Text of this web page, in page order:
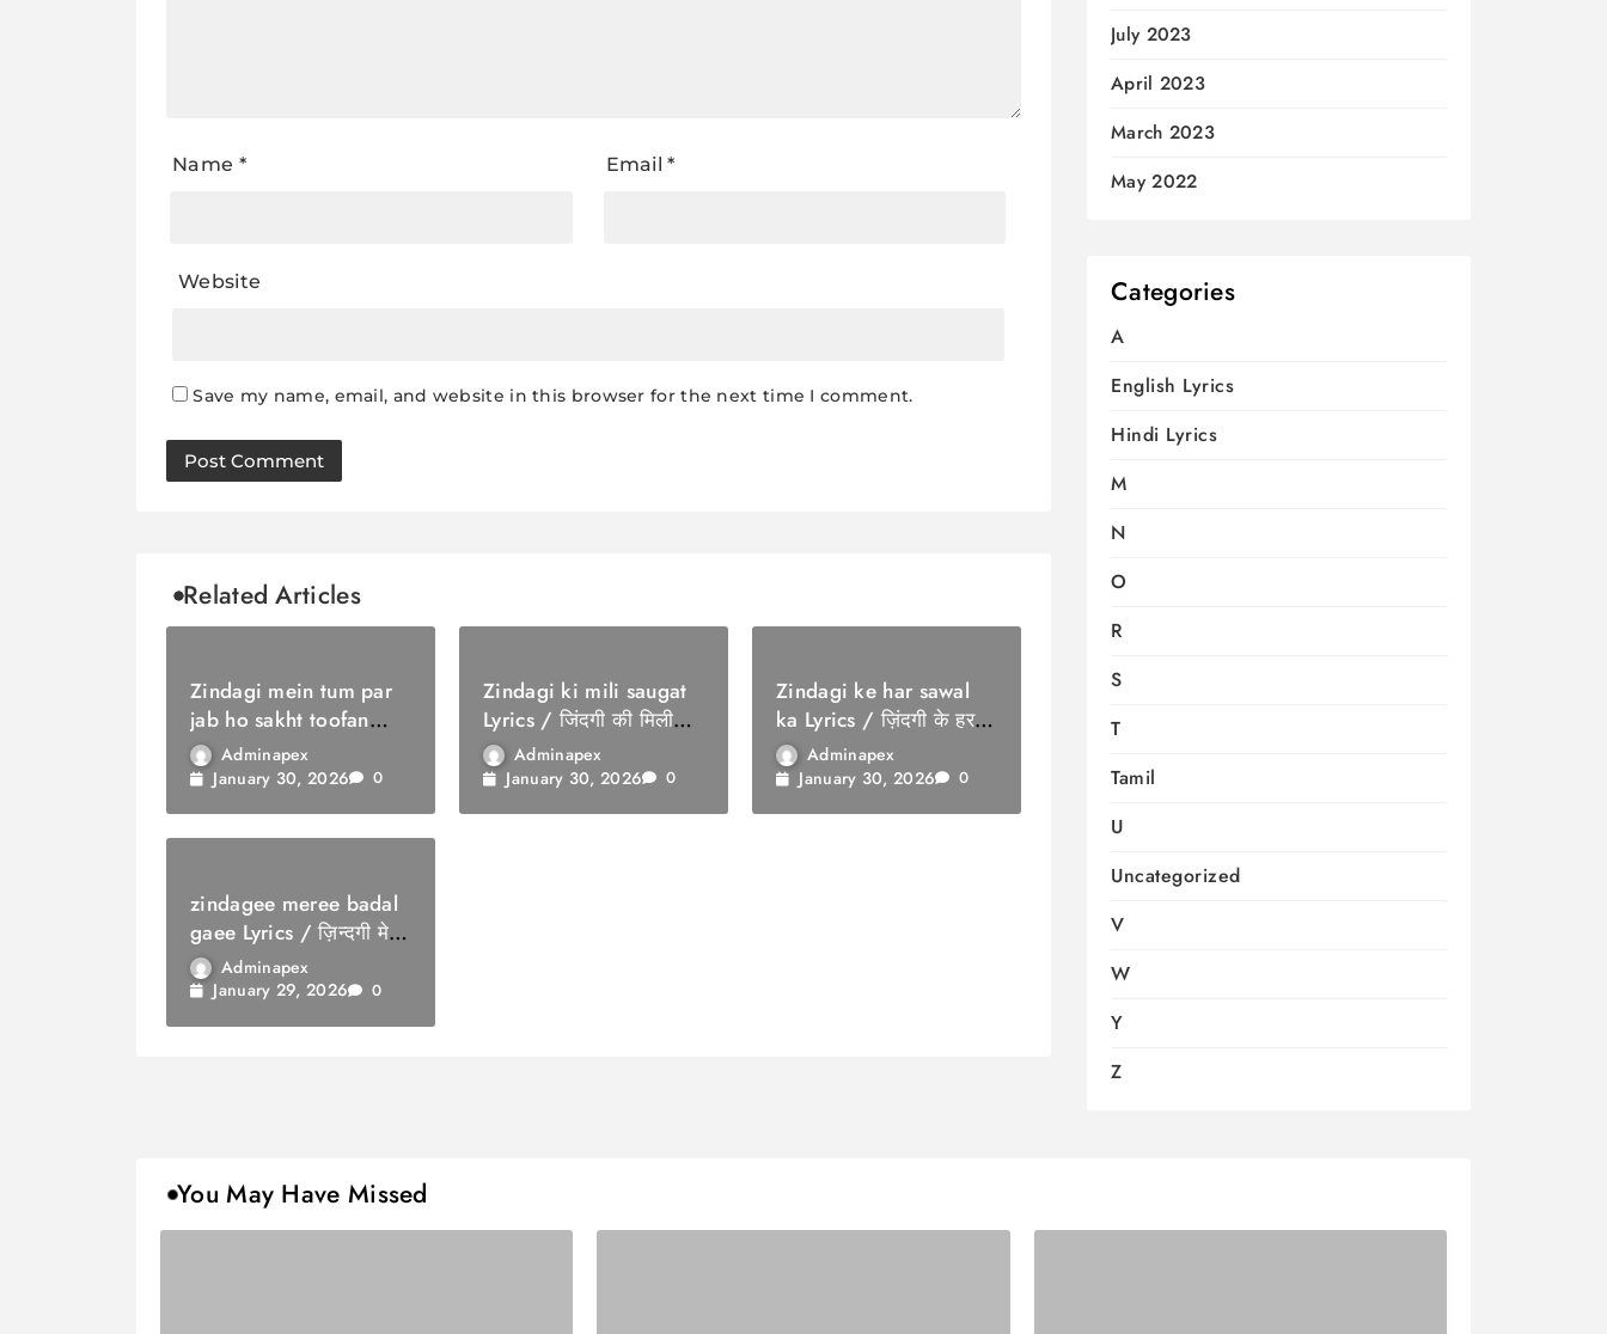
Name * Email*
Website
Save my name, email, and website in this browser for the next time I comment.
Related Articles
Zindagi mein tum par
jab ho sakht toofan
Lyrics / ज़िंदगी में तुम पर
जब हो सख्त तूफ़ान
Adminapex
January 30, 2026
0
Zindagi ki mili saugat
Lyrics / जिंदगी की मिली
सौगातAdminapex
January 30, 2026
0
Zindagi ke har sawal
ka Lyrics / ज़िंदगी के हर
सवाल का
Adminapex
January 30, 2026
0
zindagee meree badal
gaee Lyrics / ज़िन्दगी मेरी
बदल गईAdminapex
January 29, 2026
0
July 2023
April 2023
March 2023
May 2022
Categories
A
English Lyrics
Hindi Lyrics
M
N
O
R
S
T
Tamil
U
Uncategorized
V
W
Y
Z
You May Have Missed